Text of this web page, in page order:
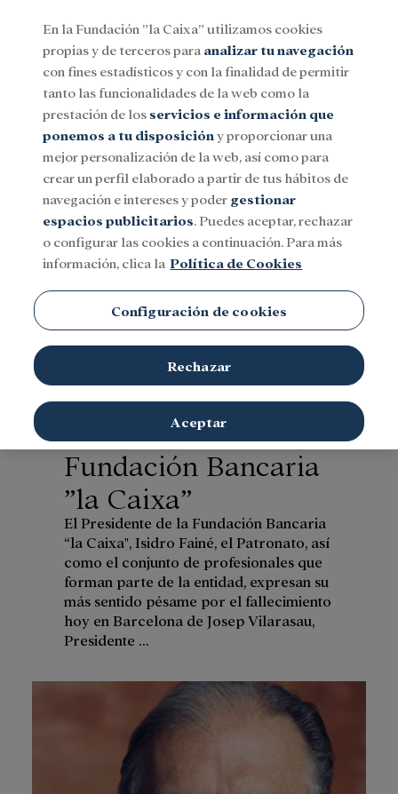
Menu
SocialInvestigación y becasCultura
Social
Programas sociales
Fallece Josep
Vilarasau, Presidente
de Honor de la
Fundación Bancaria
”la Caixa”
El Presidente de la Fundación Bancaria
“la Caixa", Isidro Fainé, el Patronato, así
como el conjunto de profesionales que
forman parte de la entidad, expresan su
más sentido pésame por el fallecimiento
hoy en Barcelona de Josep Vilarasau,
Presidente ...
En la Fundación ”la Caixa” utilizamos cookies
propias y de terceros para analizar tu navegación
con fines estadísticos y con la finalidad de permitir
tanto las funcionalidades de la web como la
prestación de los servicios e información que
ponemos a tu disposición y proporcionar una
mejor personalización de la web, así como para
crear un perfil elaborado a partir de tus hábitos de
navegación e intereses y poder gestionar
espacios publicitarios. Puedes aceptar, rechazar
o configurar las cookies a continuación. Para más
información, clica la Política de Cookies
Configuración de cookies
Rechazar
Aceptar